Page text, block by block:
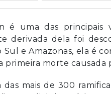
é uma das principais
derivada dela foi
Sul e Amazonas, ela é
primeira morte causada
das mais de 300